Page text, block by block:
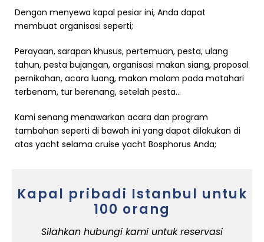
Dengan menyewa kapal pesiar ini, Anda dapat
membuat organisasi seperti;
Perayaan, sarapan khusus, pertemuan, pesta, ulang
tahun, pesta bujangan, organisasi makan siang, proposal
pernikahan, acara luang, makan malam pada matahari
terbenam, tur berenang, setelah pesta...
Kami senang menawarkan acara dan program
tambahan seperti di bawah ini yang dapat dilakukan di
atas yacht selama cruise yacht Bosphorus Anda;
Kapal pribadi Istanbul untuk
100 orang
Silahkan hubungi kami untuk reservasi